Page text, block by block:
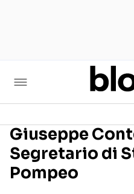
Giuseppe
Segretario di
Pompeo